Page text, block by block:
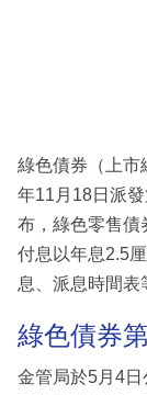
綠色債券（上市
年11月18日派
布，綠色零售債
付息以年息2.5
息、派息時間表
綠色債券
金管局於5月4